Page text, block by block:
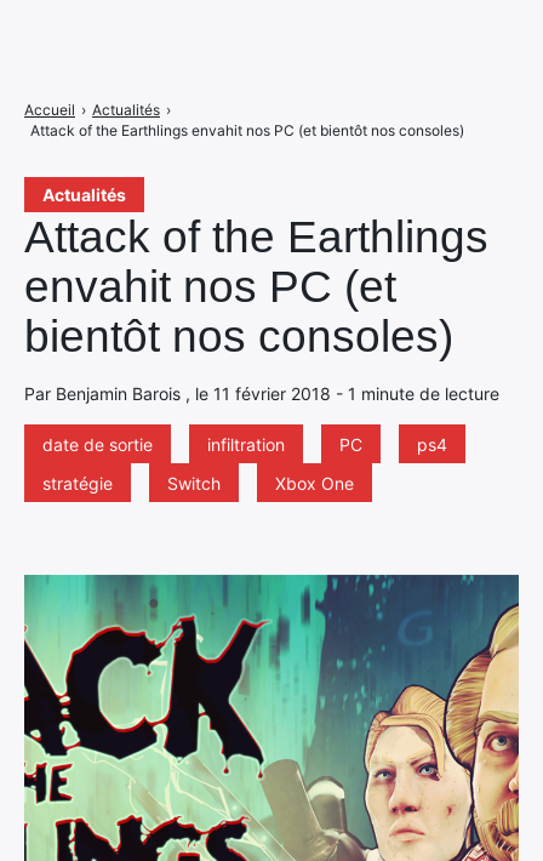
Actualités
Attack of the Earthlings
envahit nos PC (et
bientôt nos consoles)
Par Benjamin Barois , le 11 février 2018 - 1 minute de lecture
date de sortie infiltration PC
ps4
stratégie
Switch Xbox One
Accueil › Actualités ›
Attack of the Earthlings envahit nos PC (et bientôt nos consoles)